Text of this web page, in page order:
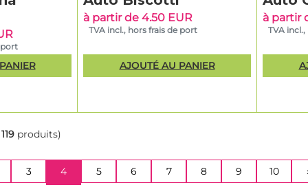
hybride indica
Autofloraison,
Seedssont connues pour leur vigueur et leur stabilité, ce qui
doux ou tempéré, il est possible de cultiver presque toutes les
air, à moins d’habiter très en altitude oùle froid arrive plus tôt
port
à partir de 4.50 EUR
TVA incl., hors frais de port
AJOUTÉ AU PANIER
à partir
TVA
119 produits)
3 4(CURRENT)
5 6 7 8 9 10